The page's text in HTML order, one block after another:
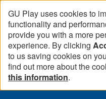
GU Play uses cookies to
functionality and
provide you with a more
experience. By clicking
to us saving cookies on
find out more about the
this information.